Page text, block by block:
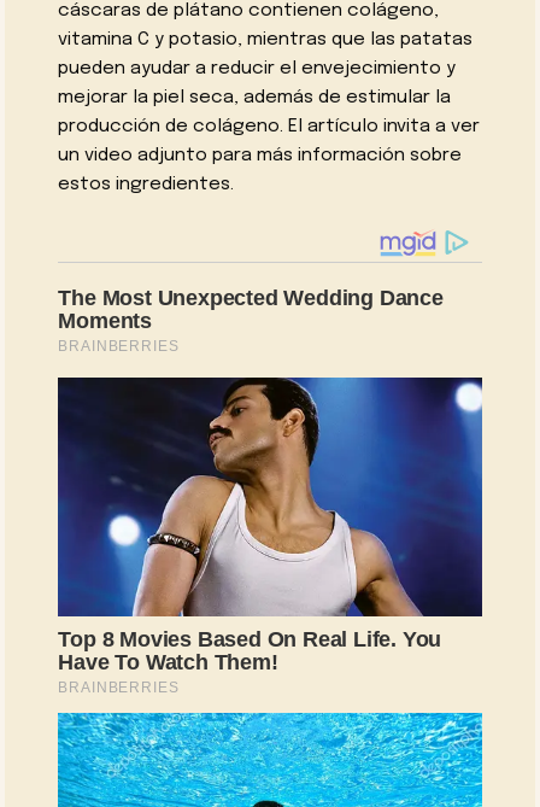
cáscaras de plátano contienen colágeno,
vitamina C y potasio, mientras que las patatas
pueden ayudar a reducir el envejecimiento y
mejorar la piel seca, además de estimular la
producción de colágeno. El artículo invita a ver
un video adjunto para más información sobre
estos ingredientes.